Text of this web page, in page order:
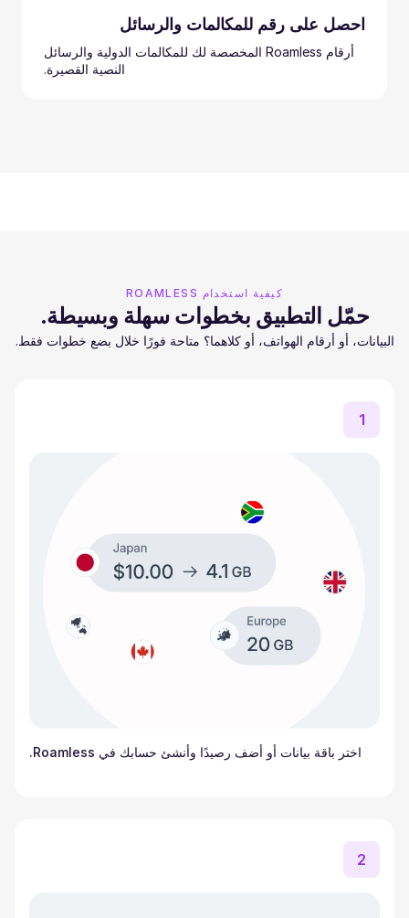
احصل على رقم للمكالمات والرسائل
أرقام Roamless المخصصة لك للمكالمات الدولية والرسائل
النصية القصيرة.
كيفية استخدام ROAMLESS
حمّل التطبيق بخطوات سهلة وبسيطة.
البيانات، أو أرقام الهواتف، أو كلاهما؟ متاحة فورًا خلال بضع خطوات فقط.
1
اختر باقة بيانات أو أضف رصيدًا وأنشئ حسابك في Roamless.
2